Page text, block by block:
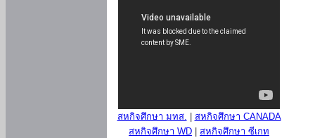
สหกิจศึกษา มทส.
สหกิจศึกษา CANADA
สหกิจศึกษา WD
สหกิจศึกษา ซีเกท